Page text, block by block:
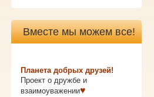
Вместе мы можем все!
Планета добрых друзей!
Проект о дружбе и
взаимоуважении♥